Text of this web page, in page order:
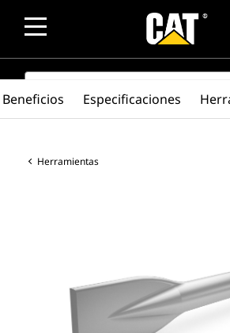
SEARCH
Herramientas
Beneficios Especificaciones